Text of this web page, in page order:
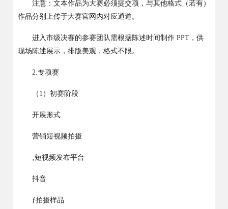
注意： 文本作品为大赛必须提交项，与其他格式（若有）
作品分别上传于大赛官网内对应通道。
进入市级决赛的参赛团队需根据陈述时间制作 PPT ，供
现场陈述展示，排版美观，格式不限。
2.专项赛
（ 1 ） 初赛阶段
开展形式
营销短视频拍摄
‚短视频发布平台
抖音
ƒ拍摄样品